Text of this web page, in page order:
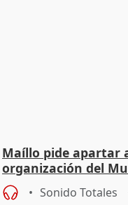
Maíllo pide apartar
organización del
Sonido Totales